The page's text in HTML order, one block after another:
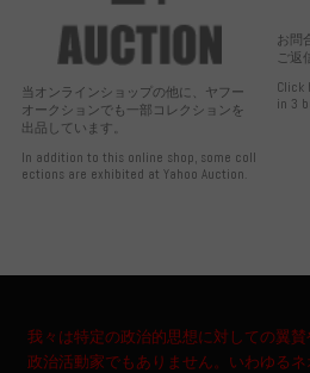
当オンラインショップの他に、ヤフー
オークションでも一部コレクションを
出品しています。
In addition to this online shop, some coll
ections are exhibited at Yahoo Auction.
お問
ご返
Click
in 3
我々は特定の政治的思想に対しての翼賛
政治活動家でもありません。いわゆる